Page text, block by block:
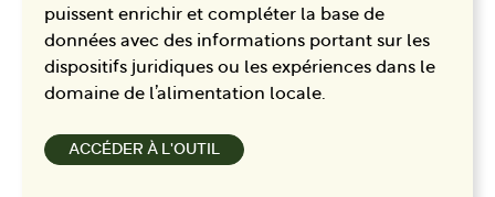
puissent enrichir et compléter la base de
données avec des informations portant sur les
dispositifs juridiques ou les expériences dans le
domaine de l’alimentation locale.
ACCÉDER À L'OUTIL